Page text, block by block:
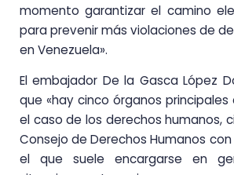
momento garantizar el camino
para prevenir más violaciones de
en Venezuela».
El embajador De la Gasca López
que «hay cinco órganos principales
el caso de los derechos humanos,
Consejo de Derechos Humanos
el que suele encargarse en